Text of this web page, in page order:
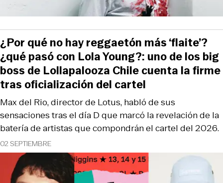
02 SEPTIEMBRE
Max del Rio, director de Lotus, habló de sus
sensaciones tras el día D que marcó la revelación de la
batería de artistas que compondrán el cartel del 2026.
¿Por qué no hay reggaetón más ‘flaite’?
¿qué pasó con Lola Young?: uno de los big
boss de Lollapalooza Chile cuenta la firme
tras oficialización del cartel